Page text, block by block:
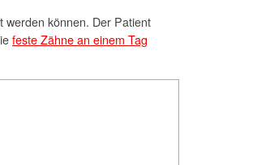
werden können. Der Patient
feste Zähne an einem Tag